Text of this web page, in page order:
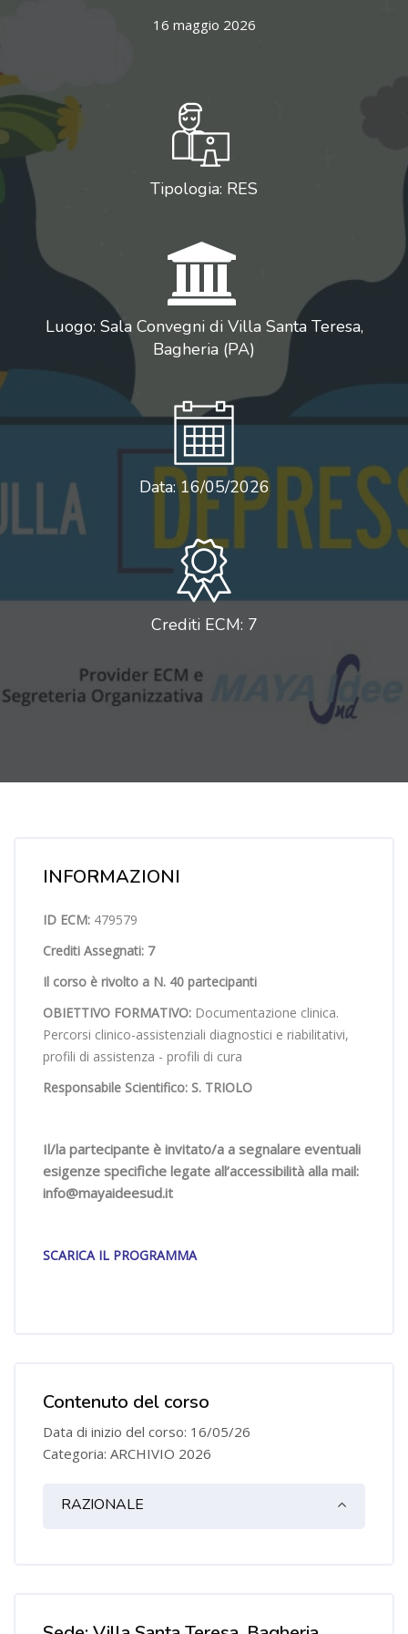
16 maggio 2026
Tipologia: RES
Luogo: Sala Convegni di Villa Santa Teresa,
Bagheria (PA)
Data: 16/05/2026
Crediti ECM: 7
INFORMAZIONI
ID ECM: 479579
Crediti Assegnati: 7
Il corso è rivolto a N. 40 partecipanti
OBIETTIVO FORMATIVO: Documentazione clinica.
Percorsi clinico-assistenziali diagnostici e riabilitativi,
profili di assistenza - profili di cura
Responsabile Scientifico: S. TRIOLO
Il/la partecipante è invitato/a a segnalare eventuali
esigenze specifiche legate all’accessibilità alla mail:
info@mayaideesud.it
SCARICA IL PROGRAMMA
Contenuto del corso
Data di inizio del corso: 16/05/26
Categoria: ARCHIVIO 2026
Indice degli argomenti
RAZIONALE